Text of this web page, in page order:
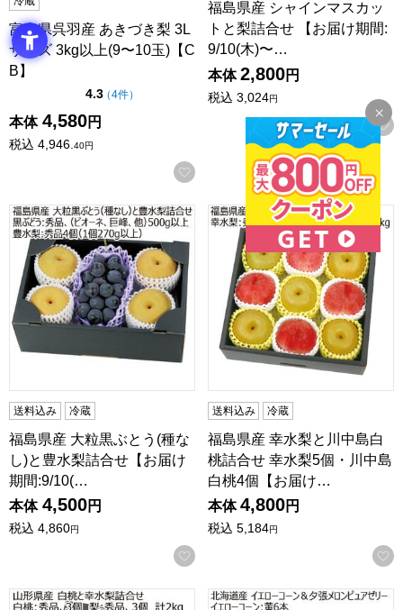
富山県呉羽産 あきづき梨 3L
サイズ 3kg以上(9〜10玉)【C
B】
4.3点（5点満点中）
（4件の評価
）
本体 4,580円
税込 4,946.40円
お気に入りに登録する
福島県産 シャインマスカッ
トと梨詰合せ 【お届け期間:
9/10(木)〜…
本体 2,800円
税込 3,024円
福島県産 大粒黒ぶとう(種なし)と豊水梨詰合せ【お届け期間
送料込み 冷蔵
福島県産 大粒黒ぶとう(種な
し)と豊水梨詰合せ【お届け
期間:9/10(…
本体 4,500円
税込 4,860円
お気に入りに登録する
福島県産 幸水梨と川中島白
送料込み 冷蔵
福島県産 幸水梨と川中島白
桃詰合せ 幸水梨5個・川中島
白桃4個【お届け…
本体 4,800円
税込 5,184円
山形県産 白桃と幸水梨詰合せ(白桃(まどか、川中島白桃):秀
北海道産 イエローコーン黄6